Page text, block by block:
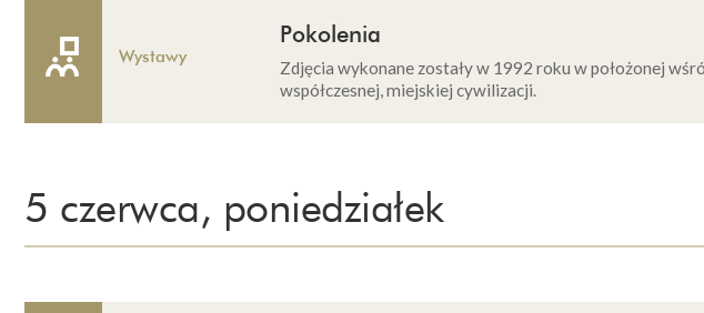
Wystawy
Pokolenia
Zdjęcia wykonane zostały w 1992 roku w położonej
współczesnej, miejskiej cywilizacji.
5 czerwca, poniedziałek